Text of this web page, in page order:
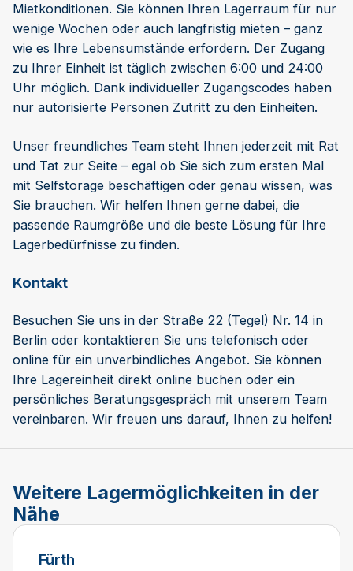
Mietkonditionen. Sie können Ihren Lagerraum für nur
wenige Wochen oder auch langfristig mieten – ganz
wie es Ihre Lebensumstände erfordern. Der Zugang
zu Ihrer Einheit ist täglich zwischen 6:00 und 24:00
Uhr möglich. Dank individueller Zugangscodes haben
nur autorisierte Personen Zutritt zu den Einheiten.
Unser freundliches Team steht Ihnen jederzeit mit Rat
und Tat zur Seite – egal ob Sie sich zum ersten Mal
mit Selfstorage beschäftigen oder genau wissen, was
Sie brauchen. Wir helfen Ihnen gerne dabei, die
passende Raumgröße und die beste Lösung für Ihre
Lagerbedürfnisse zu finden.
Kontakt
Besuchen Sie uns in der Straße 22 (Tegel) Nr. 14 in
Berlin oder kontaktieren Sie uns telefonisch oder
online für ein unverbindliches Angebot. Sie können
Ihre Lagereinheit direkt online buchen oder ein
persönliches Beratungsgespräch mit unserem Team
vereinbaren. Wir freuen uns darauf, Ihnen zu helfen!
Weitere Lagermöglichkeiten in der
Nähe
Fürth